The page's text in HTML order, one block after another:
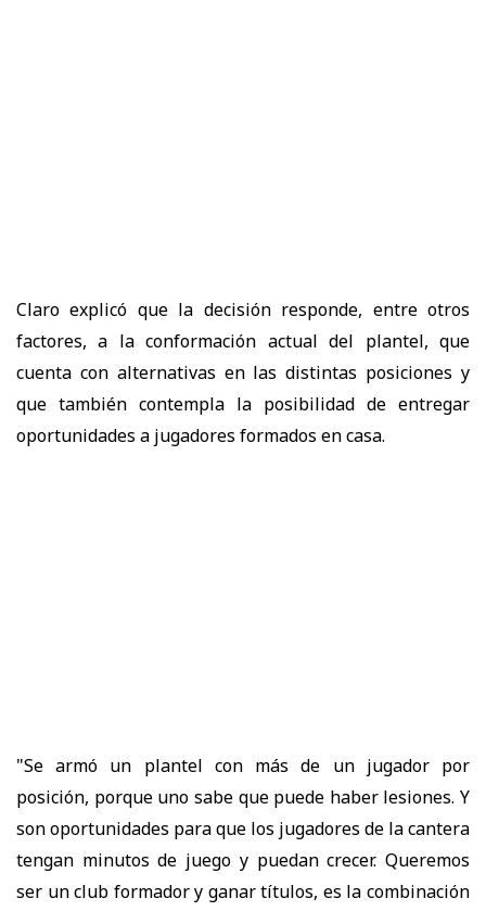
Claro explicó que la decisión responde, entre otros
factores, a la conformación actual del plantel, que
cuenta con alternativas en las distintas posiciones y
que también contempla la posibilidad de entregar
oportunidades a jugadores formados en casa.
"Se armó un plantel con más de un jugador por
posición, porque uno sabe que puede haber lesiones. Y
son oportunidades para que los jugadores de la cantera
tengan minutos de juego y puedan crecer. Queremos
ser un club formador y ganar títulos, es la combinación